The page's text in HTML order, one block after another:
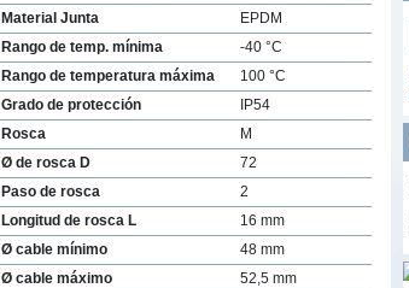
Material Junta
EPDM
Rango de temp. mínima
-40 °C
Rango de temperatura máxima
100 °C
Grado de protección
IP54
Rosca
M
Ø de rosca D
72
Paso de rosca
2
Longitud de rosca L
16 mm
Ø cable mínimo
48 mm
Ø cable máximo
52,5 mm